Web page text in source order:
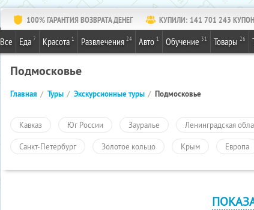
100% ГАРАНТИЯ ВОЗВРАТА ДЕНЕГ КУПИЛИ: 141 701 243
Все Еда 7 Красота 1 Развлечения 24 Авто 1 Обучение 31 Товары 26
Подмосковье
Главная Туры Экскурсионные туры Подмосковье
Кавказ Юг России Зауралье Ленинградская
Санкт-Петербург Золотое кольцо Крым Европа